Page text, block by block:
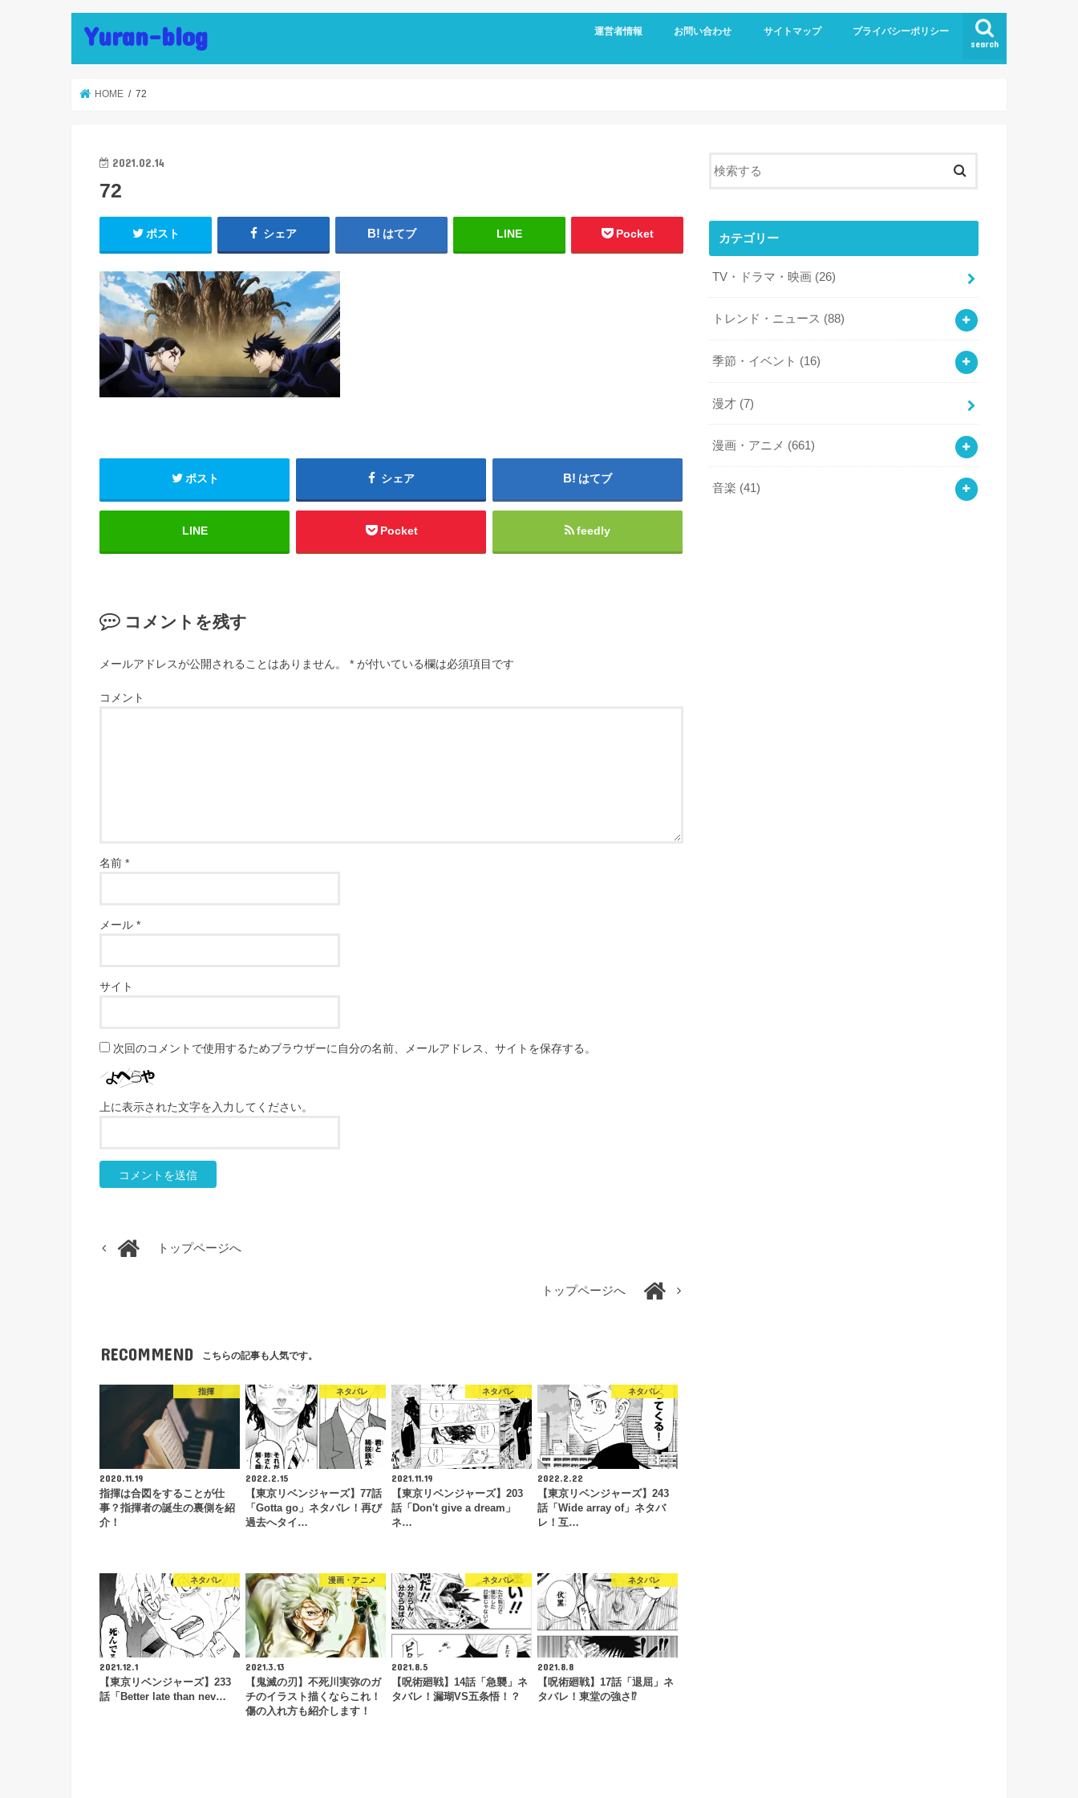
Yuran-blog search
運営者情報 お問い合わせ サイトマップ プライバシーポリシー
HOME 72
2021.02.14
72
ポスト シェア はてブ LINE Pocket
ポスト シェア はてブ
LINE Pocket feedly
コメントを残す
メールアドレスが公開されることはありません。 * が付いている欄は必須項目です
コメント
名前 *
メール *
サイト
次回のコメントで使用するためブラウザーに自分の名前、メールアドレス、サイトを保存する。
上に表示された文字を入力してください。
トップページへ
トップページへ
RECOMMEND こちらの記事も人気です。
指揮
2020.11.19
指揮は合図をすることが仕
事？指揮者の誕生の裏側を紹
介！
ネタバレ
2022.2.15
【東京リベンジャーズ】77話
「Gotta go」ネタバレ！再び
過去へタイ…
ネタバレ
2021.11.19
【東京リベンジャーズ】203
話「Don't give a dream」
ネ…
ネタバレ
2022.2.22
【東京リベンジャーズ】243
話「Wide array of」ネタバ
レ！互…
ネタバレ
2021.12.1
【東京リベンジャーズ】233
話「Better late than nev…
漫画・アニメ
2021.3.13
【鬼滅の刃】不死川実弥のガ
チのイラスト描くならこれ！
傷の入れ方も紹介します！
ネタバレ
2021.8.5
【呪術廻戦】14話「急襲」ネ
タバレ！漏瑚VS五条悟！？
ネタバレ
2021.8.8
【呪術廻戦】17話「退屈」ネ
タバレ！東堂の強さ⁉
カテゴリー
TV・ドラマ・映画 (26)
トレンド・ニュース (88)
季節・イベント (16)
漫才 (7)
漫画・アニメ (661)
音楽 (41)